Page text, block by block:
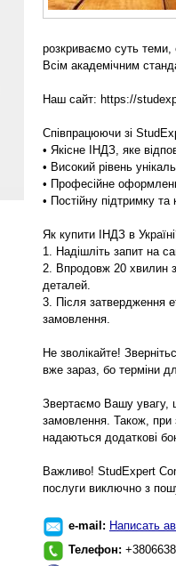
розкриваємо суть теми,
Всім академічним
Наш сайт: https://
Співпрацюючи зі
• Якісне ІНДЗ, яке
• Високий рівень
• Професійне
• Постійну підтримку
Як купити ІНДЗ в
1. Надішліть запит на
2. Впродовж 20 хвилин
деталей.
3. Після затвердження
замовлення.
Не зволікайте!
вже зараз, бо терміни
Звертаємо Вашу увагу,
замовлення. Також, при
надаються додаткові
Важливо! StudExpert
послуги виключно з
e-mail: Написать
Телефон: